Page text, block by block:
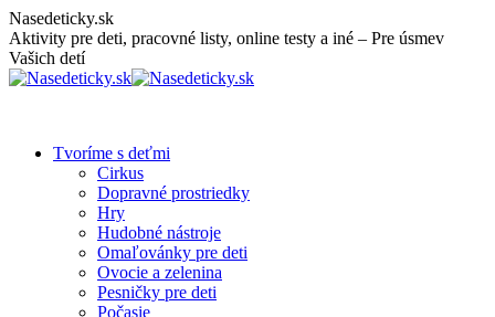
Skip
to
content
Nasedeticky.sk
Aktivity pre deti, pracovné listy, online testy a iné – Pre úsmev
Vašich detí
Tvoríme s deťmi
Cirkus
Dopravné prostriedky
Hry
Hudobné nástroje
Omaľovánky pre deti
Ovocie a zelenina
Pesničky pre deti
Počasie